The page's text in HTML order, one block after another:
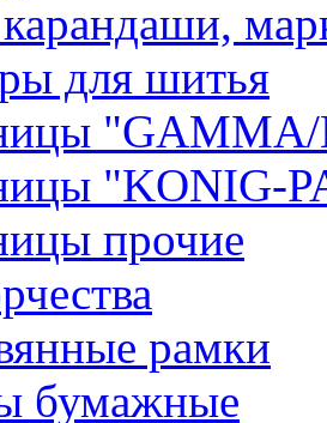
для шитья
"GAMMA/
"KONIG-
прочие
рамки
бумажные